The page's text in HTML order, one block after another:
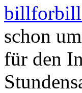
schon
für den